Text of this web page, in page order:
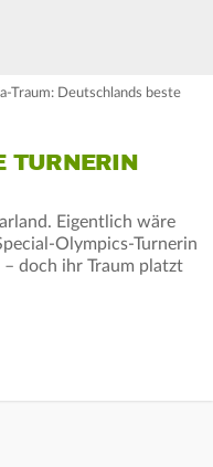
Traum: Deutschlands beste
TURNERIN
Eigentlich wäre
Olympics-Turnerin
– doch ihr Traum platzt